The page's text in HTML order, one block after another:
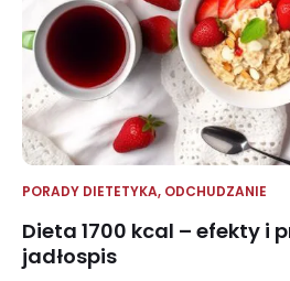
PORADY DIETETYKA, ODCHUDZANIE
Dieta 1700 kcal – efekty i
jadłospis